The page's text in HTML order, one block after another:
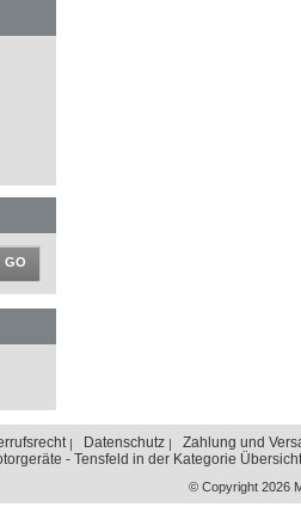
GO
Datenschutz
Zahlung und
- Tensfeld in der Kategorie Übersicht
© Copyright 2026